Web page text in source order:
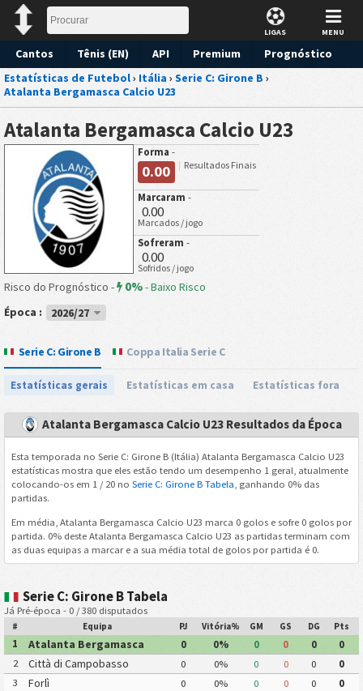
LIGAS MENU
Cantos Tênis (EN) API Premium
Prognóstico
Estatísticas de Futebol› Itália › Serie C: Girone B ›
Atalanta Bergamasca Calcio U23
Atalanta Bergamasca Calcio U23
Forma -
0.00 Resultados Finais
Marcaram -
0.00
Marcados / jogo
Sofreram -
0.00
Sofridos / jogo
Risco do Prognóstico - 0%-Baixo Risco
Época :
2026/27
Serie C: Girone B Coppa Italia Serie C
Estatísticas gerais Estatísticas em casa Estatísticas fora
Atalanta Bergamasca Calcio U23 Resultados da Época
Esta temporada no Serie C: Girone B (Itália) Atalanta Bergamasca Calcio U23
estatísticas mostra que eles estão tendo um desempenho 1 geral, atualmente
colocando-os em 1 / 20 no Serie C: Girone B Tabela, ganhando 0% das
partidas.
Em média, Atalanta Bergamasca Calcio U23 marca 0 golos e sofre 0 golos por
partida. 0% deste Atalanta Bergamasca Calcio U23 as partidas terminam com
as duas equipas a marcar e a sua média total de golos por partida é 0.
Serie C: Girone B Tabela
Já Pré-época - 0 / 380 disputados
# Equipa PJ Vitória% GM GS DG Pts
1
Atalanta Bergamasca
Calcio U23
0 0% 0 0 0
0
2
Città di Campobasso 0 0% 0 0 0
0
3
Forlì 0 0% 0 0 0
0